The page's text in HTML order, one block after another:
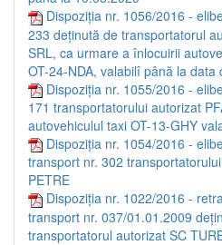
Dispoziția nr. 1056/2016 -
233 deținută de transportatorul
SRL, ca urmare a înlocuirii
OT-24-NDA, valabilî până la data
Dispoziția nr. 1055/2016 -
171 transportatorului autorizat
autovehiculul taxi OT-13-GHY
Dispoziția nr. 1054/2016 -
transport nr. 302
PETRE
Dispoziția nr. 1022/2016 -
transport nr. 037/01.01.2009
transportatorul autorizat SC